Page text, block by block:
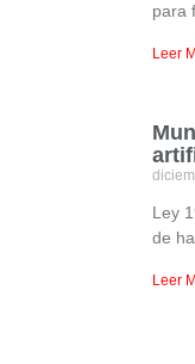
para
Leer
Ley
de
Leer